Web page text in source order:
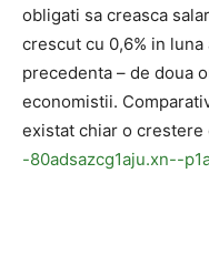
obligati sa creasca
crescut cu 0,6% in
precedenta – de doua
economistii.
existat chiar o crestere
-80adsazcg1aju.xn--